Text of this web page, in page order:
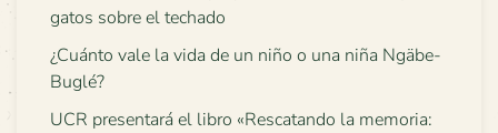
gatos sobre el techado
¿Cuánto vale la vida de un niño o una niña Ngäbe-
Buglé?
UCR presentará el libro «Rescatando la memoria: